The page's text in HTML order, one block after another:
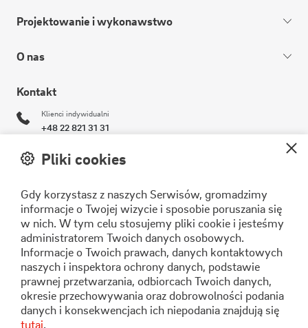
Projektowanie i wykonawstwo
O nas
Kontakt
Klienci indywidualni
+48 22 821 31 31
+48 22 821 30 11
operator@stoen.pl
Formularz kontaktowy
Stoen Operator Sp. z o.o.
ul. Pory 80
02-757 Warszawa
Pliki cookies
Gdy korzystasz z naszych Serwisów, gromadzimy
informacje o Twojej wizycie i sposobie poruszania się
w nich. W tym celu stosujemy pliki cookie i jesteśmy
administratorem Twoich danych osobowych.
Informacje o Twoich prawach, danych kontaktowych
naszych i inspektora ochrony danych, podstawie
prawnej przetwarzania, odbiorcach Twoich danych,
okresie przechowywania oraz dobrowolności podania
danych i konsekwencjach ich niepodania znajdują się
tutaj.